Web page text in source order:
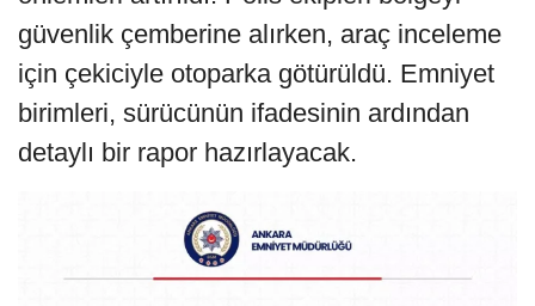
güvenlik çemberine alırken, araç inceleme
için çekiciyle otoparka götürüldü. Emniyet
birimleri, sürücünün ifadesinin ardından
detaylı bir rapor hazırlayacak.